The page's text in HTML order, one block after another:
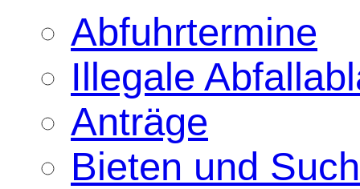
Abfuhrtermine
Illegale
Anträge
Bieten und